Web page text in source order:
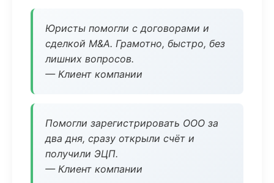
Юристы помогли с договорами и
сделкой M&A. Грамотно, быстро, без
лишних вопросов.
— Клиент компании
Помогли зарегистрировать ООО за
два дня, сразу открыли счёт и
получили ЭЦП.
— Клиент компании